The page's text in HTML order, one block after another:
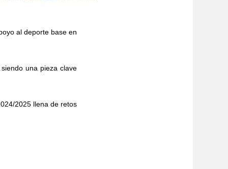
al deporte base en
una pieza clave
2025 llena de retos